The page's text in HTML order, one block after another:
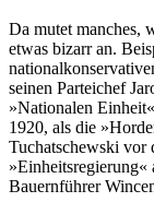
Da mutet manches,
etwas bizarr an.
seinen Parteichef
»Nationalen
1920, als die
Tuchatschewski vor
»Einheitsregierung«
Bauernführer